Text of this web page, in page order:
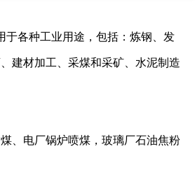
于各种工业用途，包括：炼钢、发
建材加工、采煤和采矿、水泥制造
、电厂锅炉喷煤，玻璃厂石油焦粉